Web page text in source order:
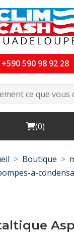
+590 590 98 92 28
Cart
(0)
Boutique
a-